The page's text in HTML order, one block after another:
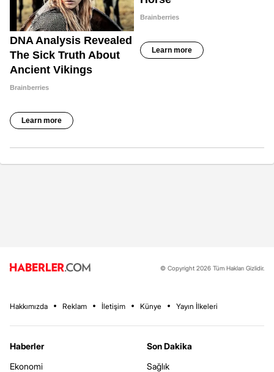
© Copyright 2026 Tüm Hakları Gizlidir.
Hakkımızda Reklam İletişim Künye Yayın İlkeleri
Haberler
Ekonomi
Son Dakika
Sağlık